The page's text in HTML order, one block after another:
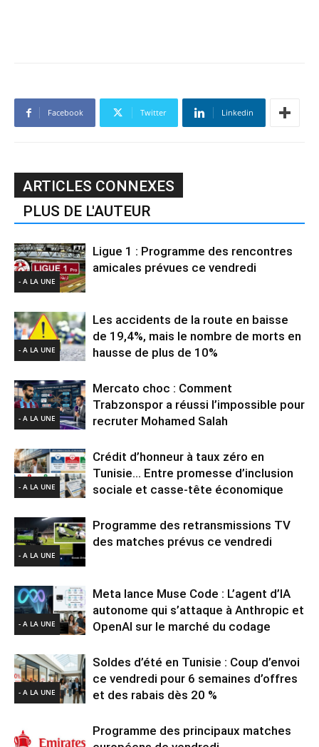
Facebook Twitter Linkedin
ARTICLES CONNEXES
PLUS DE L'AUTEUR
- A LA UNE
Ligue 1 : Programme des rencontres
amicales prévues ce vendredi
- A LA UNE
Les accidents de la route en baisse
de 19,4%, mais le nombre de morts en
hausse de plus de 10%
- A LA UNE
Mercato choc : Comment
Trabzonspor a réussi l’impossible pour
recruter Mohamed Salah
- A LA UNE
Crédit d’honneur à taux zéro en
Tunisie… Entre promesse d’inclusion
sociale et casse-tête économique
- A LA UNE
Programme des retransmissions TV
des matches prévus ce vendredi
- A LA UNE
Meta lance Muse Code : L’agent d’IA
autonome qui s’attaque à Anthropic et
OpenAI sur le marché du codage
- A LA UNE
Soldes d’été en Tunisie : Coup d’envoi
ce vendredi pour 6 semaines d’offres
et des rabais dès 20 %
Programme des principaux matches